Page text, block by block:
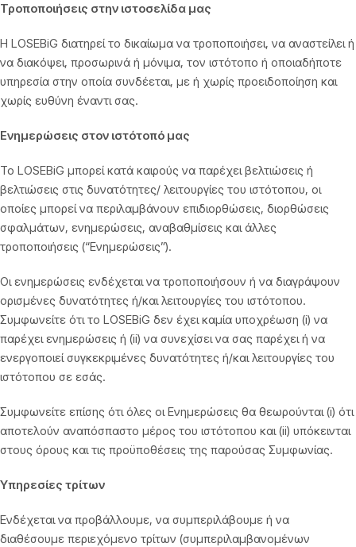
Τροποποιήσεις στην ιστοσελίδα μας
Η LOSEBiG διατηρεί το δικαίωμα να τροποποιήσει, να αναστείλει ή
να διακόψει, προσωρινά ή μόνιμα, τον ιστότοπο ή οποιαδήποτε
υπηρεσία στην οποία συνδέεται, με ή χωρίς προειδοποίηση και
χωρίς ευθύνη έναντι σας.
Ενημερώσεις στον ιστότοπό μας
Το LOSEBiG μπορεί κατά καιρούς να παρέχει βελτιώσεις ή
βελτιώσεις στις δυνατότητες/ λειτουργίες του ιστότοπου, οι
οποίες μπορεί να περιλαμβάνουν επιδιορθώσεις, διορθώσεις
σφαλμάτων, ενημερώσεις, αναβαθμίσεις και άλλες
τροποποιήσεις (“Ενημερώσεις”).
Οι ενημερώσεις ενδέχεται να τροποποιήσουν ή να διαγράψουν
ορισμένες δυνατότητες ή/και λειτουργίες του ιστότοπου.
Συμφωνείτε ότι το LOSEBiG δεν έχει καμία υποχρέωση (i) να
παρέχει ενημερώσεις ή (ii) να συνεχίσει να σας παρέχει ή να
ενεργοποιεί συγκεκριμένες δυνατότητες ή/και λειτουργίες του
ιστότοπου σε εσάς.
Συμφωνείτε επίσης ότι όλες οι Ενημερώσεις θα θεωρούνται (i) ότι
αποτελούν αναπόσπαστο μέρος του ιστότοπου και (ii) υπόκεινται
στους όρους και τις προϋποθέσεις της παρούσας Συμφωνίας.
Υπηρεσίες τρίτων
Ενδέχεται να προβάλλουμε, να συμπεριλάβουμε ή να
διαθέσουμε περιεχόμενο τρίτων (συμπεριλαμβανομένων